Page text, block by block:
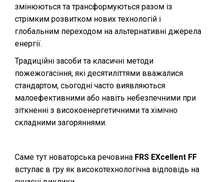
змінюються та трансформуються разом із
стрімким розвитком нових технологій і
глобальним переходом на альтернативні джерела
енергії.
Традиційні засоби та класичні методи
пожежогасіння, які десятиліттями вважалися
стандартом, сьогодні часто виявляються
малоефективними або навіть небезпечними при
зіткненні з високоенергетичними та хімічно
складними загоряннями.
Саме тут новаторська речовина FRS EXcellent FF
вступає в гру як високотехнологічна відповідь на